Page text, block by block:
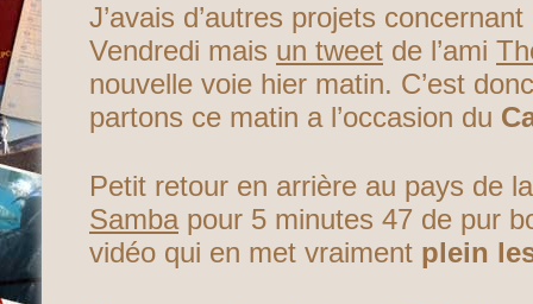
J’avais d’autres projets
Vendredi mais un tweet de l’ami
nouvelle voie hier matin. C’est
partons ce matin a l’occasion du
Petit retour en arrière au pays de
Sambapour 5 minutes 47 de pur
vidéo qui en met vraiment plein